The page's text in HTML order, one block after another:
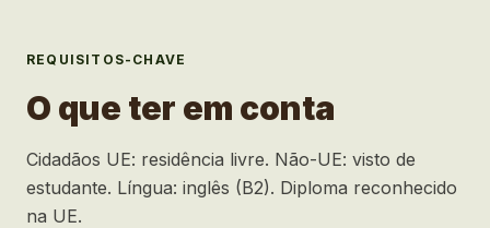
REQUISITOS-CHAVE
O que ter em conta
Cidadãos UE: residência livre. Não-UE: visto de
estudante. Língua: inglês (B2). Diploma reconhecido
na UE.